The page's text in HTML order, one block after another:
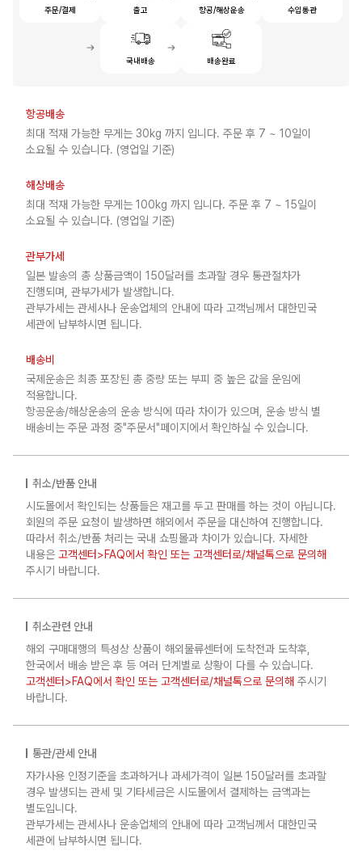
주문/결제 출고 항공/해상운송 수입통관
국내배송 배송완료
항공배송
최대 적재 가능한 무게는 30kg 까지 입니다. 주문 후 7 ~ 10일이
소요될 수 있습니다. (영업일 기준)
해상배송
최대 적재 가능한 무게는 100kg 까지 입니다. 주문 후 7 ~ 15일이
소요될 수 있습니다. (영업일 기준)
관부가세
일본 발송의 총 상품금액이 150달러를 초과할 경우 통관절차가
진행되며, 관부가세가 발생합니다.
관부가세는 관세사나 운송업체의 안내에 따라 고객님께서 대한민국
세관에 납부하시면 됩니다.
배송비
국제운송은 최종 포장된 총 중량 또는 부피 중 높은 값을 운임에
적용합니다.
항공운송/해상운송의 운송 방식에 따라 차이가 있으며, 운송 방식 별
배송비는 주문 과정 중"주문서"페이지에서 확인하실 수 있습니다.
취소/반품 안내
시도몰에서 확인되는 상품들은 재고를 두고 판매를 하는 것이 아닙니다.
회원의 주문 요청이 발생하면 해외에서 주문을 대신하여 진행합니다.
따라서 취소/반품 처리는 국내 쇼핑몰과 차이가 있습니다. 자세한
내용은 고객센터>FAQ에서 확인 또는 고객센터로/채널톡으로 문의해
주시기 바랍니다.
취소관련 안내
해외 구매대행의 특성상 상품이 해외물류센터에 도착전과 도착후,
한국에서 배송 받은 후 등 여러 단계별로 상황이 다를 수 있습니다.
고객센터>FAQ에서 확인 또는 고객센터로/채널톡으로 문의해 주시기
바랍니다.
통관/관세 안내
자가사용 인정기준을 초과하거나 과세가격이 일본 150달러를 초과할
경우 발생되는 관세 및 기타세금은 시도몰에서 결제하는 금액과는
별도입니다.
관부가세는 관세사나 운송업체의 안내에 따라 고객님께서 대한민국
세관에 납부하시면 됩니다.